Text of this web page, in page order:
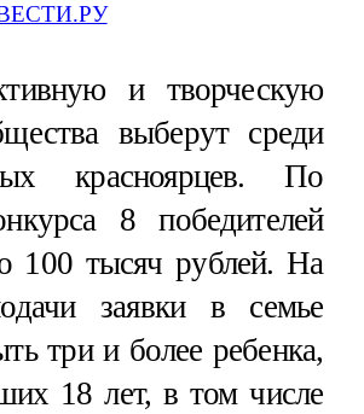
и творческую
выберут среди
красноярцев. По
8 победителей
100 тысяч рублей. На
заявки в семье
три и более ребенка,
18 лет, в том числе